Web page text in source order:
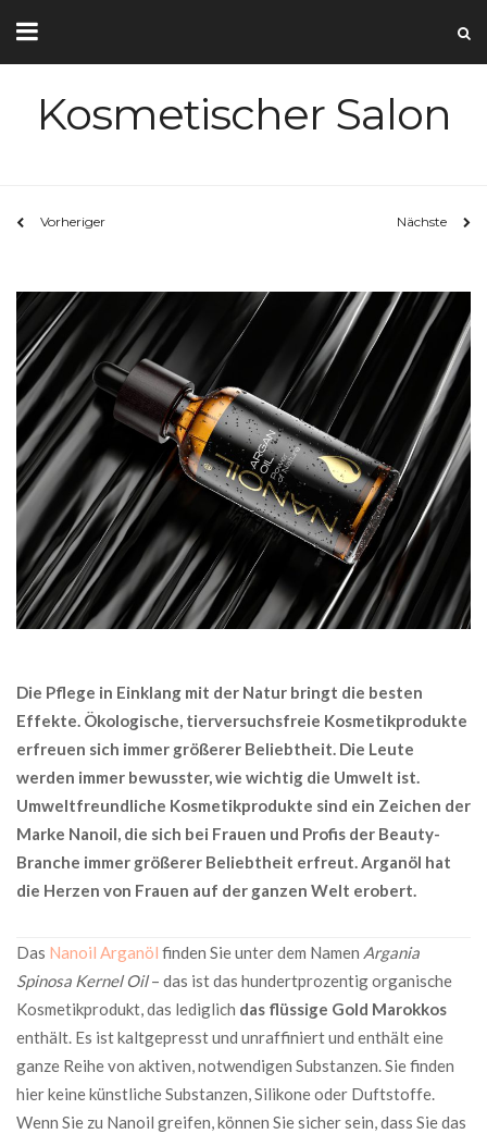
Kosmetischer Salon
Vorheriger Nächste
Die Pflege in Einklang mit der Natur bringt die besten
Effekte. Ökologische, tierversuchsfreie Kosmetikprodukte
erfreuen sich immer größerer Beliebtheit. Die Leute
werden immer bewusster, wie wichtig die Umwelt ist.
Umweltfreundliche Kosmetikprodukte sind ein Zeichen der
Marke Nanoil, die sich bei Frauen und Profis der Beauty-
Branche immer größerer Beliebtheit erfreut. Arganöl hat
die Herzen von Frauen auf der ganzen Welt erobert.
Das Nanoil Arganöl finden Sie unter dem Namen Argania
Spinosa Kernel Oil– das ist das hundertprozentig organische
Kosmetikprodukt, das lediglich das flüssige Gold Marokkos
enthält. Es ist kaltgepresst und unraffiniert und enthält eine
ganze Reihe von aktiven, notwendigen Substanzen. Sie finden
hier keine künstliche Substanzen, Silikone oder Duftstoffe.
Wenn Sie zu Nanoil greifen, können Sie sicher sein, dass Sie das